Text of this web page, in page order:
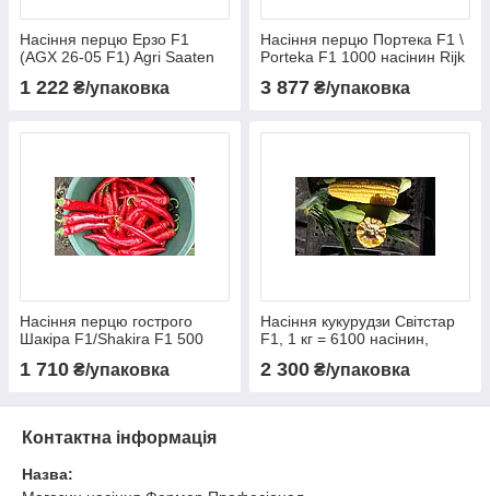
Насіння перцю Ерзо F1
(AGX 26-05 F1) Agri Saaten
1 222 ₴/упаковка
Насіння перцю Портека F1 \
Porteka F1 1000 насінин Rijk
3 877 ₴/упаковка
Насіння перцю гострого
Шакіра F1/Shakira F1 500
1 710 ₴/упаковка
Насіння кукурудзи Світстар
F1, 1 кг = 6100 насінин,
2 300 ₴/упаковка
Контактна інформація
Назва: